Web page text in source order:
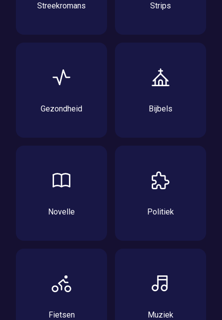
Streekromans Strips
Gezondheid Bijbels
Novelle Politiek
Fietsen Muziek